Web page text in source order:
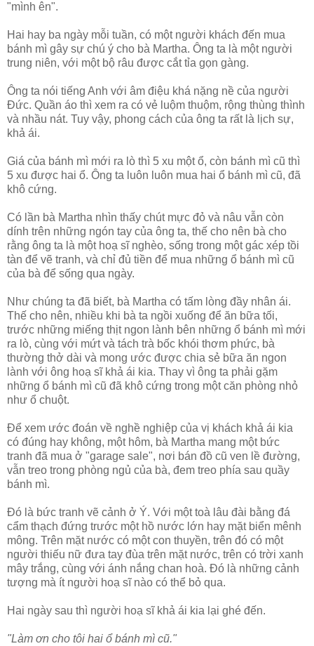
"mình ên".
Hai hay ba ngày mỗi tuần, có một người khách đến mua
bánh mì gây sự chú ý cho bà Martha. Ông ta là một người
trung niên, với một bộ râu được cắt tỉa gọn gàng.
Ông ta nói tiếng Anh với âm điệu khá nặng nề của người
Đức. Quần áo thì xem ra có vẻ luộm thuộm, rộng thùng thình
và nhầu nát. Tuy vậy, phong cách của ông ta rất là lịch sự,
khả ái.
Giá của bánh mì mới ra lò thì 5 xu một ổ, còn bánh mì cũ thì
5 xu được hai ổ. Ông ta luôn luôn mua hai ổ bánh mì cũ, đã
khô cứng.
Có lần bà Martha nhìn thấy chút mực đỏ và nâu vẫn còn
dính trên những ngón tay của ông ta, thế cho nên bà cho
rằng ông ta là một hoạ sĩ nghèo, sống trong một gác xép tồi
tàn để vẽ tranh, và chỉ đủ tiền để mua những ổ bánh mì cũ
của bà để sống qua ngày.
Như chúng ta đã biết, bà Martha có tấm lòng đầy nhân ái.
Thế cho nên, nhiều khi bà ta ngồi xuống để ăn bữa tối,
trước những miếng thịt ngon lành bên những ổ bánh mì mới
ra lò, cùng với mứt và tách trà bốc khói thơm phức, bà
thường thở dài và mong ước được chia sẻ bữa ăn ngon
lành với ông hoạ sĩ khả ái kia. Thay vì ông ta phải gặm
những ổ bánh mì cũ đã khô cứng trong một căn phòng nhỏ
như ổ chuột.
Để xem ước đoán về nghề nghiệp của vị khách khả ái kia
có đúng hay không, một hôm, bà Martha mang một bức
tranh đã mua ở "garage sale", nơi bán đồ cũ ven lề đường,
vẫn treo trong phòng ngủ của bà, đem treo phía sau quầy
bánh mì.
Đó là bức tranh vẽ cảnh ở Ý. Với một toà lâu đài bằng đá
cẩm thạch đứng trước một hồ nước lớn hay mặt biển mênh
mông. Trên mặt nước có một con thuyền, trên đó có một
người thiếu nữ đưa tay đùa trên mặt nước, trên có trời xanh
mây trắng, cùng với ánh nắng chan hoà. Đó là những cảnh
tượng mà ít người hoạ sĩ nào có thể bỏ qua.
Hai ngày sau thì người hoạ sĩ khả ái kia lại ghé đến.
"Làm ơn cho tôi hai ổ bánh mì cũ."